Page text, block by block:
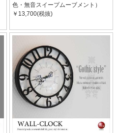
色・無音スイープムーブメント）
￥13,700(税抜)